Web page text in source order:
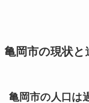
亀岡市の現状と
亀岡市の人口は